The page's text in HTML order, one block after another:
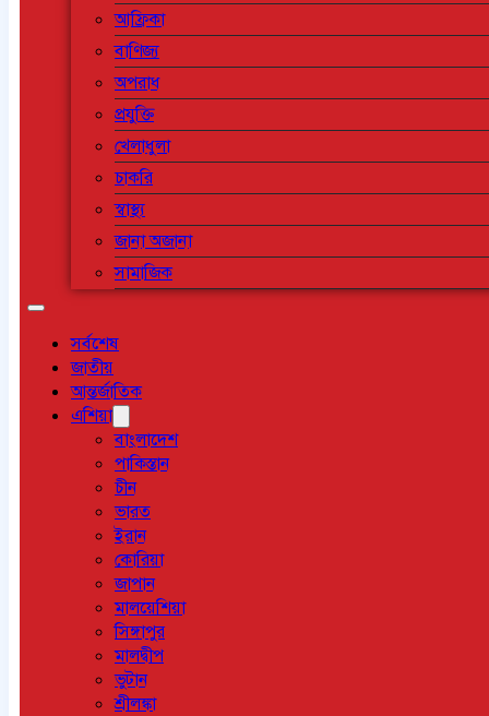
আফ্রিকা
বাণিজ্য
অপরাধ
প্রযুক্তি
খেলাধুলা
চাকরি
স্বাস্থ্য
জানা অজানা
সামাজিক
সর্বশেষ
জাতীয়
আন্তর্জাতিক
এশিয়া
বাংলাদেশ
পাকিস্তান
চীন
ভারত
ইরান
কোরিয়া
জাপান
মালয়েশিয়া
সিঙ্গাপুর
মালদ্বীপ
ভুটান
শ্রীলঙ্কা